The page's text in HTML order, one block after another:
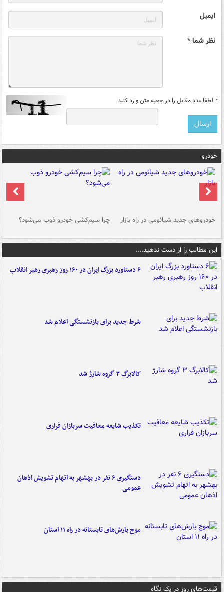
ایمیل
نظر شما *
* لطفا عدد مقابل را در جعبه متن وارد کنید
خودرو
خودروهای جدید شیائومی در راه بازار چرا سیم‌کشی خودرو ذوب می‌شود؟
این مطالب را از دست ندهید....
۶ دستاورد بزرگ ایران در ۱۶۰ روز رهبری رهبر انقلاب
شرط جدید برای بازنشستگی اعلام شد
کالابرگ ۳ گروه شارژ شد
تکذیب شایعه معافیت سربازان فراری
دستگیری ۶ نفر در بهشهر به اتهام تشویش اذهان
عمومی
موج بارش‌های تابستانه در راه ۱۱ استان
قیمت‌های روز در یک نگاه